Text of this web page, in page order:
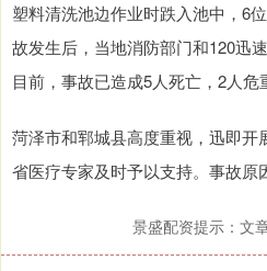
塑料清洗池边作业时跌入池中，6
故发生后，当地消防部门和120迅
目前，事故已造成5人死亡，2人危
菏泽市和郓城县高度重视，迅即开
省医疗专家及时予以支持。事故原
景盛配资提示：文